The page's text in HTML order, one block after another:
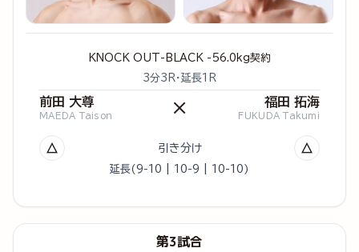
KNOCK OUT-BLACK -56.0kg契約
3分3R・延長1R
前田 大尊
MAEDA Taison × 福田 拓海
FUKUDA Takumi
△ 引き分け △
延長(9-10 | 10-9 | 10-10)
第3試合